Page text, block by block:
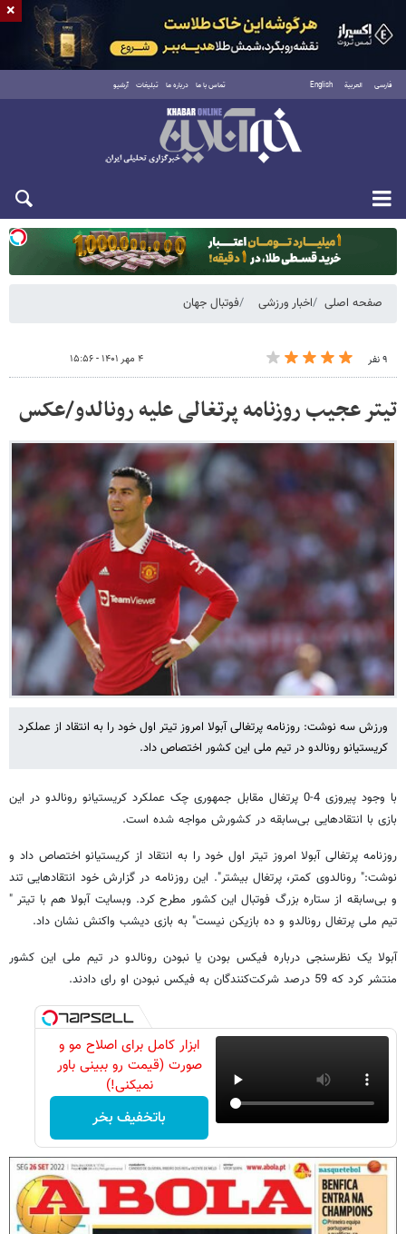
فارسی العربية English تماس با ما درباره ما تبلیغات آرشیو
یکشنبه ۱۸ مرداد ۱۴۰۵
صفحه اصلی اخبار ورزشی فوتبال جهان
۹ نفر ۴ مهر ۱۴۰۱ - ۱۵:۵۶
تیتر عجیب روزنامه پرتغالی علیه رونالدو/عکس
ورزش سه نوشت: روزنامه پرتغالی آبولا امروز تیتر اول خود را به انتقاد از عملکرد
کریستیانو رونالدو در تیم ملی این کشور اختصاص داد.
با وجود پیروزی 4-0 پرتغال مقابل جمهوری چک عملکرد کریستیانو رونالدو در این
بازی با انتقادهایی بی‌سابقه در کشورش مواجه شده است.
روزنامه پرتغالی آبولا امروز تیتر اول خود را به انتقاد از کریستیانو اختصاص داد و
نوشت:" رونالدوی کمتر، پرتغال بیشتر". این روزنامه در گزارش خود انتقادهایی تند
و بی‌سابقه از ستاره بزرگ فوتبال این کشور مطرح کرد. وبسایت آبولا هم با تیتر "
تیم ملی پرتغال رونالدو و ده بازیکن نیست" به بازی دیشب واکنش نشان داد.
آبولا یک نظرسنجی درباره فیکس بودن یا نبودن رونالدو در تیم ملی این کشور
منتشر کرد که 59 درصد شرکت‌کنندگان به فیکس نبودن او رای دادند.
ابزار کامل برای اصلاح مو و
صورت (قیمت رو ببینی باور
نمیکنی!)
باتخفیف بخر
×